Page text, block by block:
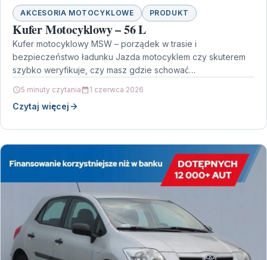
AKCESORIA MOTOCYKLOWE PRODUKT
Kufer Motocyklowy – 56 L
Kufer motocyklowy MSW – porządek w trasie i
bezpieczeństwo ładunku Jazda motocyklem czy skuterem
szybko weryfikuje, czy masz gdzie schować
5 minuty czytania 1 czerwca 2026
Czytaj więcej